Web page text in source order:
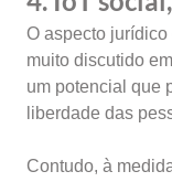
O aspecto
muito discutido
um potencial que
liberdade das
Contudo, à